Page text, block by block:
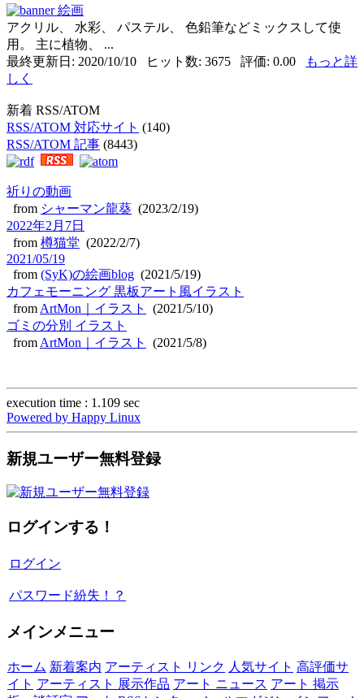
絵画
アクリル、 水彩、 パステル、 色鉛筆などミックスして使
用。 主に植物、 ...
最終更新日: 2020/10/10 ヒット数: 3675 評価: 0.00
もっと詳
しく
新着 RSS/ATOM
RSS/ATOM 対応サイト (140)
RSS/ATOM 記事 (8443)
祈りの動画
from シャーマン龍葵 (2023/2/19)
2022年2月7日
from 樽猫堂 (2022/2/7)
2021/05/19
from (SyK)の絵画blog (2021/5/19)
カフェモーニング 黒板アート風イラスト
from ArtMon｜イラスト
(2021/5/10)
ゴミの分別 イラスト
from ArtMon｜イラスト (2021/5/8)
execution time : 1.109 sec
Powered by Happy Linux
新規ユーザー無料登録
ログインする！
ログイン
パスワード紛失！？
メインメニュー
ホーム 新着案内 アーティスト リンク 人気サイト 高評価サ
イト アーティスト 展示作品 アート ニュース アート 掲示